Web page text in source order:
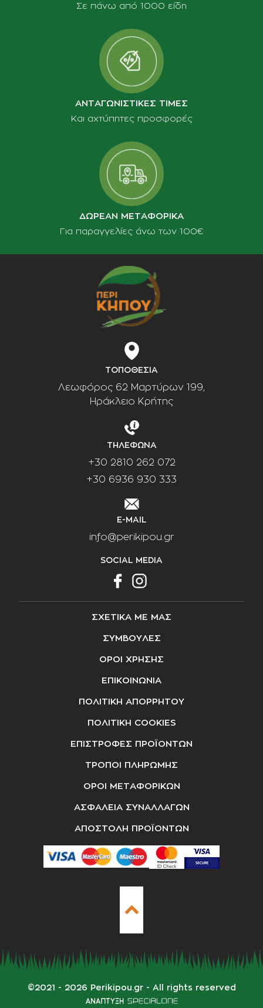
Σε πάνω από 1000 είδη
ΑΝΤΑΓΩΝΙΣΤΙΚΕΣ ΤΙΜΕΣ
Και αχτύπητες προσφορές
ΔΩΡΕΑΝ ΜΕΤΑΦΟΡΙΚΑ
Για παραγγελίες άνω των 100€
ΤΟΠΟΘΕΣΙΑ
Λεωφόρος 62 Μαρτύρων 199,
Ηράκλειο Κρήτης
ΤΗΛΕΦΩΝΑ
+30 2810 262 072
+30 6936 930 333
E-MAIL
info@perikipou.gr
SOCIAL MEDIA
ΣΧΕΤΙΚΑ ΜΕ ΜΑΣ
ΣΥΜΒΟΥΛΕΣ
ΟΡΟΙ ΧΡΗΣΗΣ
ΕΠΙΚΟΙΝΩΝΙΑ
ΠΟΛΙΤΙΚΗ ΑΠΟΡΡΗΤΟΥ
ΠΟΛΙΤΙΚΗ COOKIES
ΕΠΙΣΤΡΟΦΕΣ ΠΡΟΪΟΝΤΩΝ
ΤΡΟΠΟΙ ΠΛΗΡΩΜΗΣ
ΟΡΟΙ ΜΕΤΑΦΟΡΙΚΩΝ
ΑΣΦΑΛΕΙΑ ΣΥΝΑΛΛΑΓΩΝ
ΑΠΟΣΤΟΛΗ ΠΡΟΪΟΝΤΩΝ
©2021 - 2026 Perikipou.gr - All rights reserved